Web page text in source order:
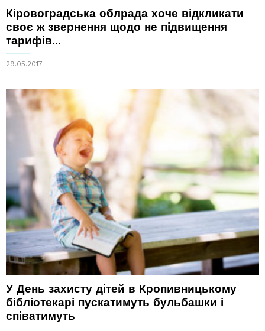
Кіровоградська облрада хоче відкликати
своє ж звернення щодо не підвищення
тарифів...
29.05.2017
У День захисту дітей в Кропивницькому
бібліотекарі пускатимуть бульбашки і
співатимуть